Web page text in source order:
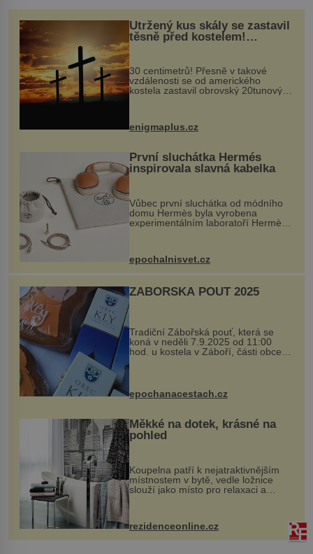
Utržený kus skály se zastavil
těsně před kostelem!
Ochránila ho boží síla?
30 centimetrů! Přesně v takové
vzdálenosti se od amerického
kostela zastavil obrovský 20tunový
...
enigmaplus.cz
První sluchátka Hermés
inspirovala slavná kabelka
Vůbec první sluchátka od módního
domu Hermès byla vyrobena
experimentálním laboratoří Hermès
kovový...
epochalnisvet.cz
ZÁBOŘSKÁ POUŤ 2025
Tradiční Zábořská pouť, která se
koná v neděli 7.9.2025 od 11:00
hod. u kostela v Záboří, části obce
Kly u Mělníka. V programu naleznete
komentovanou prohlídku kostela,
epochanacestach.cz
Měkké na dotek, krásné na
pohled
Koupelna patří k nejatraktivnějším
místnostem v bytě, vedle ložnice
slouží jako místo pro relaxaci a
odpočinek. Koupelnový textil –
ručníky, osušky a koberečky –
mohou jako mávnutím kouzelného
proutku...
rezidenceonline.cz